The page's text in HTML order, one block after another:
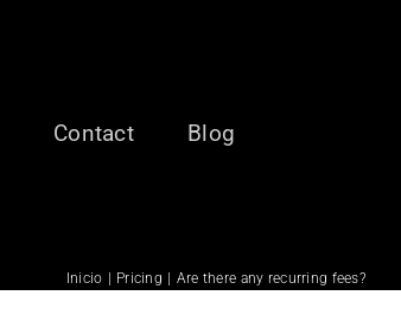
Contact Blog
Inicio Pricing Are there any recurring fees?